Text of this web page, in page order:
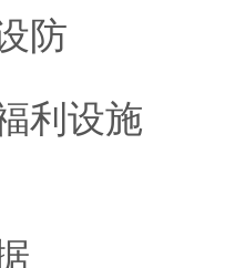
防
利设施